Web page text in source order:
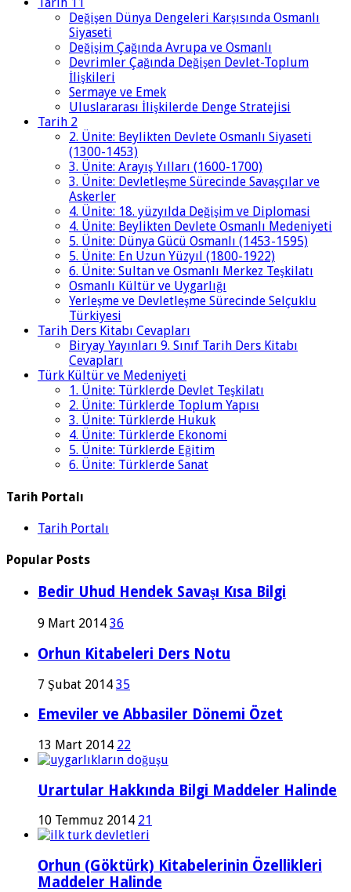
Tarih 11
Değişen Dünya Dengeleri Karşısında Osmanlı
Siyaseti
Değişim Çağında Avrupa ve Osmanlı
Devrimler Çağında Değişen Devlet-Toplum
İlişkileri
Sermaye ve Emek
Uluslararası İlişkilerde Denge Stratejisi
Tarih 2
2. Ünite: Beylikten Devlete Osmanlı Siyaseti
(1300-1453)
3. Ünite: Arayış Yılları (1600-1700)
3. Ünite: Devletleşme Sürecinde Savaşçılar ve
Askerler
4. Ünite: 18. yüzyılda Değişim ve Diplomasi
4. Ünite: Beylikten Devlete Osmanlı Medeniyeti
5. Ünite: Dünya Gücü Osmanlı (1453-1595)
5. Ünite: En Uzun Yüzyıl (1800-1922)
6. Ünite: Sultan ve Osmanlı Merkez Teşkilatı
Osmanlı Kültür ve Uygarlığı
Yerleşme ve Devletleşme Sürecinde Selçuklu
Türkiyesi
Tarih Ders Kitabı Cevapları
Biryay Yayınları 9. Sınıf Tarih Ders Kitabı
Cevapları
Türk Kültür ve Medeniyeti
1. Ünite: Türklerde Devlet Teşkilatı
2. Ünite: Türklerde Toplum Yapısı
3. Ünite: Türklerde Hukuk
4. Ünite: Türklerde Ekonomi
5. Ünite: Türklerde Eğitim
6. Ünite: Türklerde Sanat
Tarih Portalı
Tarih Portalı
Popular Posts
Bedir Uhud Hendek Savaşı Kısa Bilgi
9 Mart 2014 36
Orhun Kitabeleri Ders Notu
7 Şubat 2014 35
Emeviler ve Abbasiler Dönemi Özet
13 Mart 2014 22
Urartular Hakkında Bilgi Maddeler Halinde
10 Temmuz 2014 21
Orhun (Göktürk) Kitabelerinin Özellikleri
Maddeler Halinde